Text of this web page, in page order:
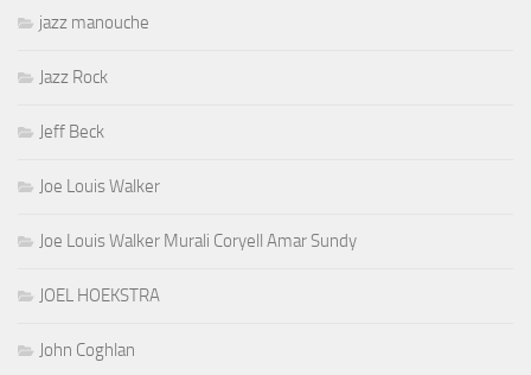
jazz manouche
Jazz Rock
Jeff Beck
Joe Louis Walker
Joe Louis Walker Murali Coryell Amar Sundy
JOEL HOEKSTRA
John Coghlan